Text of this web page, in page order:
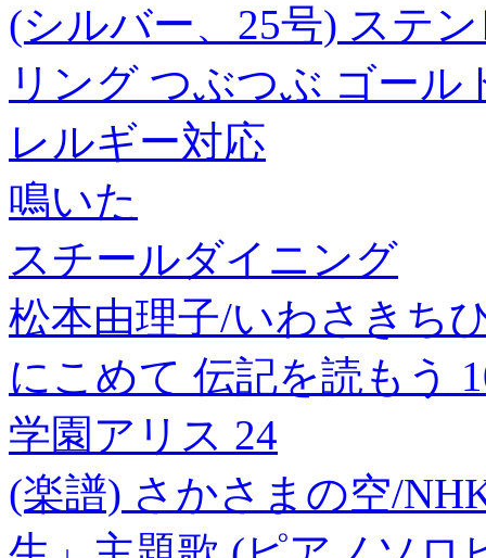
(シルバー、25号) ステ
リング つぶつぶ ゴー
レルギー対応
鳴いた
スチールダイニング
松本由理子/いわさきち
にこめて 伝記を読もう
学園アリス 24
(楽譜) さかさまの空/